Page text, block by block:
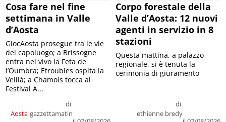
Cosa fare nel fine
settimana in Valle
d’Aosta
Aosta
di
gazzettamatin
GiocAosta prosegue tra le vie
del capoluogo; a Brissogne
entra nel vivo la Feta de
l’Oumbra; Etroubles ospita la
Veillà; a Chamois tocca al
Festival A...
Corpo forestale della
Valle d’Aosta: 12 nuovi
agenti in servizio in 8
stazioni
di
ethienne bredy
Questa mattina, a palazzo
regionale, si è tenuta la
cerimonia di giuramento